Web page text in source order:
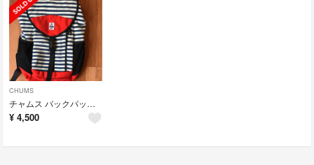
CHUMS
チャムス バックパック【美品】
¥ 4,500